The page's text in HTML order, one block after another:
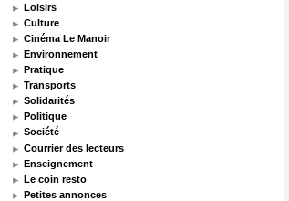
Loisirs
Culture
Cinéma Le Manoir
Environnement
Pratique
Transports
Solidarités
Politique
Société
Courrier des lecteurs
Enseignement
Le coin resto
Petites annonces